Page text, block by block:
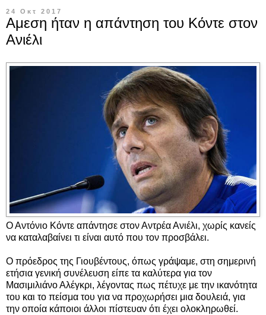
24 Οκτ 2017
Αμεση ήταν η απάντηση του Κόντε στον
Ανιέλι
Ο Αντόνιο Κόντε απάντησε στον Αντρέα Ανιέλι, χωρίς κανείς
να καταλαβαίνει τι είναι αυτό που τον προσβάλει.
Ο πρόεδρος της Γιουβέντους, όπως γράψαμε, στη σημερινή
ετήσια γενική συνέλευση είπε τα καλύτερα για τον
Μασιμιλιάνο Αλέγκρι, λέγοντας πως πέτυχε με την ικανότητα
του και το πείσμα του για να προχωρήσει μια δουλειά, για
την οποία κάποιοι άλλοι πίστευαν ότι έχει ολοκληρωθεί.